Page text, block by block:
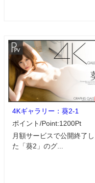
4Kギャラリー：葵2-1
ポイント/Point:1200Pt
月額サービスで公開終了し
た「葵2」のグ...